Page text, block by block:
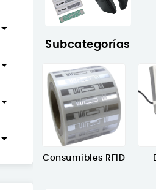




Subcategorías
Consumibles RFID